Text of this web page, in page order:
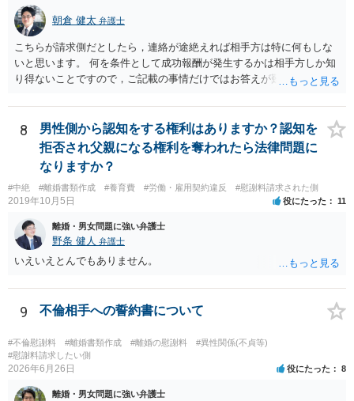
朝倉 健太 弁護士
こちらが請求側だとしたら，連絡が途絶えれば相手方は特に何もしな
いと思います。 何を条件として成功報酬が発生するかは相手方しか知
り得ないことですので，ご記載の事情だけではお答えが難しいです。
せずに続いていることも，いずれもあり得ると思います。個々の弁護
士の考え方によります。
8
男性側から認知をする権利はありますか？認知を
拒否され父親になる権利を奪われたら法律問題に
なりますか？
#中絶 #離婚書類作成 #養育費 #労働・雇用契約違反 #慰謝料請求された側
2019年10月5日 役にたった 11
離婚・男女問題に強い弁護士
野条 健人 弁護士
いえいえとんでもありません。
9 不倫相手への誓約書について
#不倫慰謝料 #離婚書類作成 #離婚の慰謝料
#異性関係(不貞等)
#慰謝料請求したい側
2026年6月26日 役にたった 8
離婚・男女問題に強い弁護士